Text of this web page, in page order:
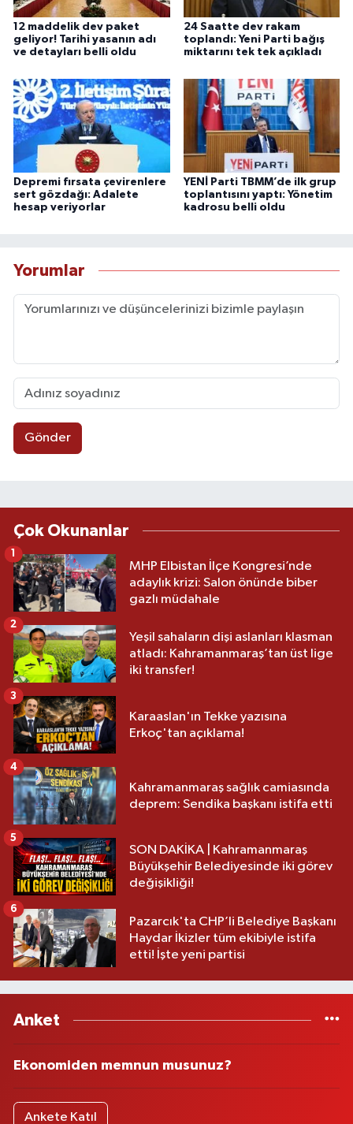
12 maddelik dev paket
geliyor! Tarihi yasanın adı
ve detayları belli oldu
24 Saatte dev rakam
toplandı: Yeni Parti bağış
miktarını tek tek açıkladı
Depremi fırsata çevirenlere
sert gözdağı: Adalete
hesap veriyorlar
YENİ Parti TBMM’de ilk grup
toplantısını yaptı: Yönetim
kadrosu belli oldu
Yorumlar
Gönder
Çok Okunanlar
MHP Elbistan İlçe Kongresi’nde
adaylık krizi: Salon önünde biber
gazlı müdahale
1
Yeşil sahaların dişi aslanları klasman
atladı: Kahramanmaraş’tan üst lige
iki transfer!
2
Karaaslan'ın Tekke yazısına
Erkoç'tan açıklama!
3
Kahramanmaraş sağlık camiasında
deprem: Sendika başkanı istifa etti
4
SON DAKİKA | Kahramanmaraş
Büyükşehir Belediyesinde iki görev
değişikliği!
5
Pazarcık'ta CHP’li Belediye Başkanı
Haydar İkizler tüm ekibiyle istifa
etti! İşte yeni partisi
6
Anket
Ekonomiden memnun musunuz?
Ankete Katıl